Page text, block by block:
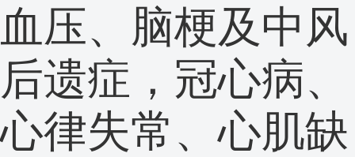
血压、脑梗及中风
后遗症，冠心病、
心律失常、心肌缺